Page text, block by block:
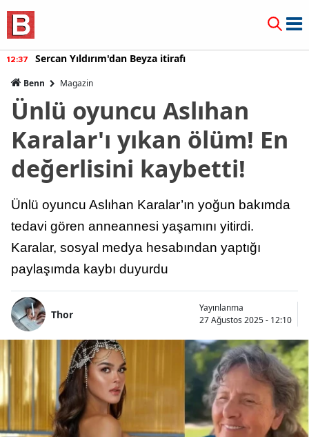
12:37 Sercan Yıldırım'dan Beyza itirafı
Benn Magazin
Ünlü oyuncu Aslıhan
Karalar'ı yıkan ölüm! En
değerlisini kaybetti!
Ünlü oyuncu Aslıhan Karalar’ın yoğun bakımda
tedavi gören anneannesi yaşamını yitirdi.
Karalar, sosyal medya hesabından yaptığı
paylaşımda kaybı duyurdu
Thor
Yayınlanma
27 Ağustos 2025 - 12:10